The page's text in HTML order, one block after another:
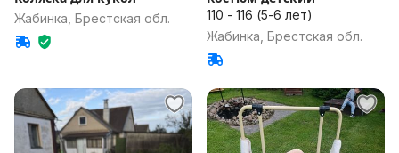
Жабинка, Брестская обл.
110 - 116 (5-6 лет)
Жабинка, Брестская обл.